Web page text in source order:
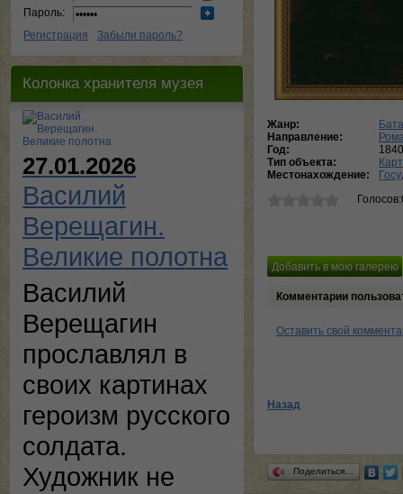
Пароль:
Регистрация
Забыли пароль?
Колонка хранителя музея
27.01.2026
Василий
Верещагин.
Великие полотна
Василий
Верещагин
прославлял в
своих картинах
героизм русского
солдата.
Художник не
Жанр:
Направление:
Год:
Тип объекта:
Местонахождение:
Комментарии
Оставить свой
Назад
Поделиться…